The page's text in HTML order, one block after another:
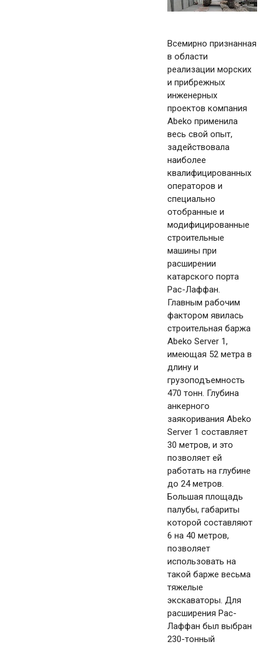
Всемирно признанная
в области
реализации морских
и прибрежных
инженерных
проектов компания
Abeko применила
весь свой опыт,
задействовала
наиболее
квалифицированных
операторов и
специально
отобранные и
модифицированные
строительные
машины при
расширении
катарского порта
Рас-Лаффан.
Главным рабочим
фактором явилась
строительная баржа
Abeko Server 1,
имеющая 52 метра в
длину и
грузоподъемность
470 тонн. Глубина
анкерного
заякоривания Abeko
Server 1 составляет
30 метров, и это
позволяет ей
работать на глубине
до 24 метров.
Большая площадь
палубы, габариты
которой составляют
6 на 40 метров,
позволяет
использовать на
такой барже весьма
тяжелые
экскаваторы. Для
расширения Рас-
Лаффан был выбран
230-тонный